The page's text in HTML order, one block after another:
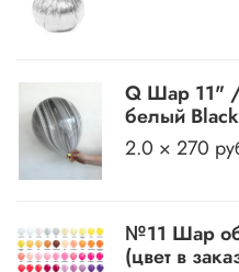
Q Шар 11" /
белый
2.0 × 270
№11 Шар
(цвет в